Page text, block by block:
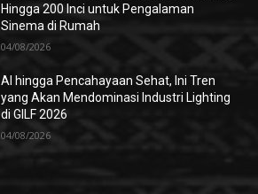
Hingga 200 Inci untuk Pengalaman
Sinema di Rumah
04/08/2026
AI hingga Pencahayaan Sehat, Ini Tren
yang Akan Mendominasi Industri Lighting
di GILF 2026
04/08/2026